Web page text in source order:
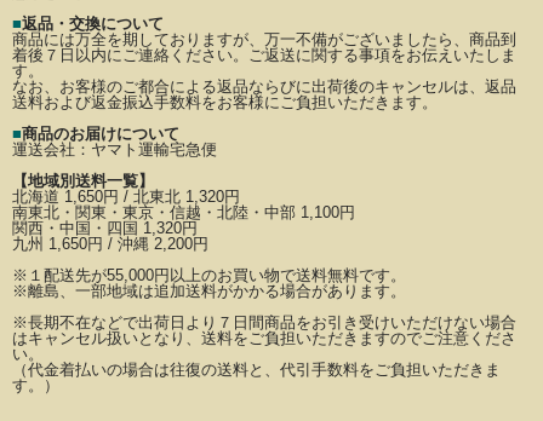
■返品・交換について
商品には万全を期しておりますが、万一不備がございましたら、商品到
着後７日以内にご連絡ください。
ご返送に関する事項をお伝えいたしま
す。
なお、お客様のご都合による返品ならびに出荷後のキャンセルは、返品
送料および返金振込手数料をお客様にご負担いただきます。
■商品のお届けについて
運送会社： ヤマト運輸宅急便
【地域別送料一覧】
北海道 1,650円 / 北東北 1,320円
南東北・関東・東京・信越・北陸・中部 1,100円
関西・中国・四国 1,320円
九州 1,650円 / 沖縄 2,200円
※ １配送先が55,000円以上のお買い物で送料無料です。
※離島、一部地域は追加送料がかかる場合があります。
※長期不在などで出荷日より７日間商品をお引き受けいただけない場合
はキャンセル扱いとなり、 送料をご負担いただきますのでご注意くださ
い。
（代金着払いの場合は往復の送料と、代引手数料をご負担いただきま
す。）